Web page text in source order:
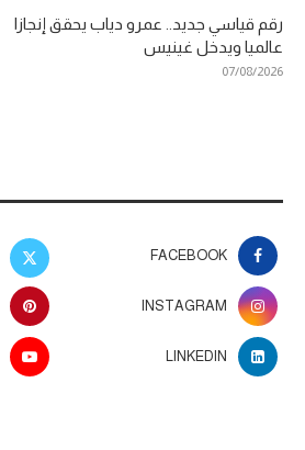
رقم قياسي جديد.. عمرو دياب يحقق إنجازا
عالميا ويدخل غينيس
07/08/2026
FACEBOOK
INSTAGRAM
LINKEDIN